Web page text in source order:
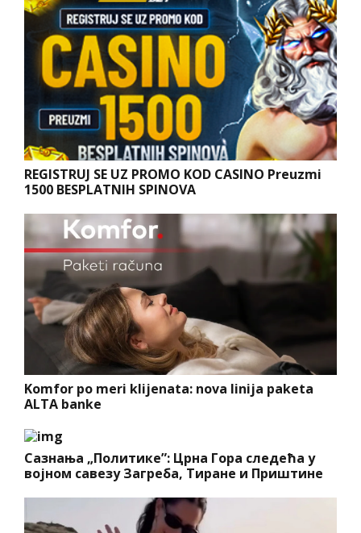
REGISTRUJ SE UZ PROMO KOD CASINO Preuzmi
1500 BESPLATNIH SPINOVA
Komfor po meri klijenata: nova linija paketa
ALTA banke
Сазнања „Политике”: Црна Гора следећа у
војном савезу Загреба, Тиране и Приштине